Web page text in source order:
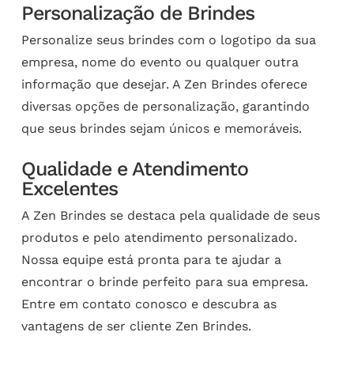
Personalização de Brindes
Personalize seus brindes com o logotipo da sua
empresa, nome do evento ou qualquer outra
informação que desejar. A Zen Brindes oferece
diversas opções de personalização, garantindo
que seus brindes sejam únicos e memoráveis.
Qualidade e Atendimento
Excelentes
A Zen Brindes se destaca pela qualidade de seus
produtos e pelo atendimento personalizado.
Nossa equipe está pronta para te ajudar a
encontrar o brinde perfeito para sua empresa.
Entre em contato conosco e descubra as
vantagens de ser cliente Zen Brindes.